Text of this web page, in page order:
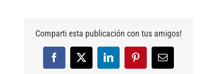
Comparti esta publicación con tus amigos!
Facebook
X LinkedInPinterestEmail